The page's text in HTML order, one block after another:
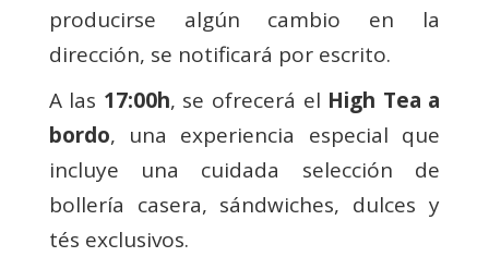
producirse algún cambio en la
dirección, se notificará por escrito.
A las 17:00h, se ofrecerá el High Tea a
bordo, una experiencia especial que
incluye una cuidada selección de
bollería casera, sándwiches, dulces y
tés exclusivos.